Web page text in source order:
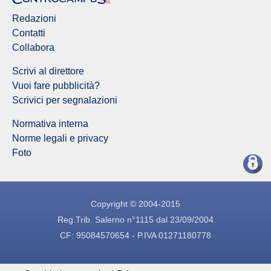
Redazioni
Contatti
Collabora
Scrivi al direttore
Vuoi fare pubblicità?
Scrivici per segnalazioni
Normativa interna
Norme legali e privacy
Foto
Copyright © 2004-2015
Reg.Trib. Salerno n°1115 dal 23/09/2004
CF: 95084570654 - P.IVA 01271180778